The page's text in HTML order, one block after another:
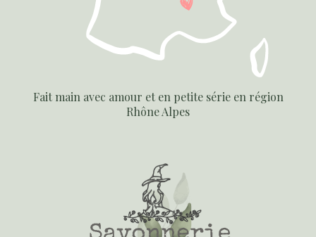
Fait main avec amour et en petite série en région
Rhône Alpes